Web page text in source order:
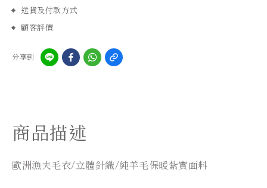
送貨及付款方式
顧客評價
分享到
商品描述
歐洲漁夫毛衣/立體針織/純羊毛保暖紮實面料